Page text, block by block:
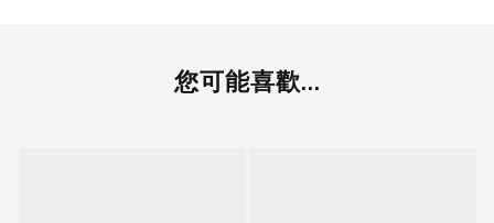
您可能喜歡...